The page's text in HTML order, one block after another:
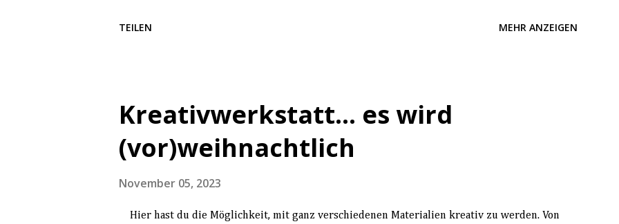
TEILEN MEHR ANZEIGEN
Kreativwerkstatt... es wird
(vor)weihnachtlich
November 05, 2023
Hier hast du die Möglichkeit, mit ganz verschiedenen Materialien kreativ zu werden. Von